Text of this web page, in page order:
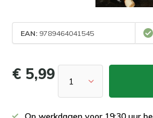
EAN: 9789464041545
€ 5,99